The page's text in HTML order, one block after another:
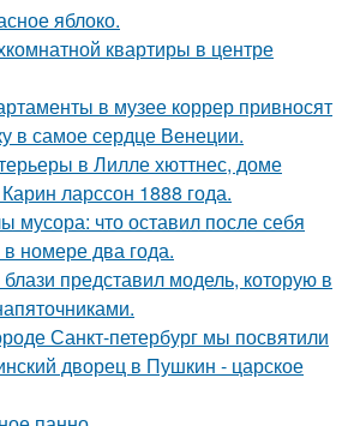
яблоко.
квартиры в центре
в музее коррер привносят
в самое сердце Венеции.
в Лилле хюттнес, доме
ларссон 1888 года.
мусора: что оставил после себя
номере два года.
представил модель, которую в
Санкт-петербург мы посвятили
дворец в Пушкин - царское